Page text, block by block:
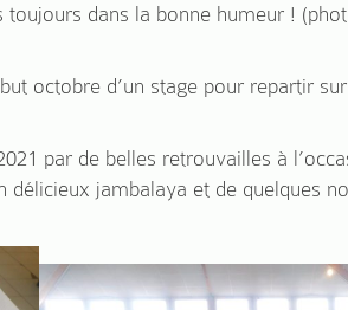
toujours dans la bonne humeur !
octobre d’un stage pour repartir
par de belles retrouvailles à
délicieux jambalaya et de quelques